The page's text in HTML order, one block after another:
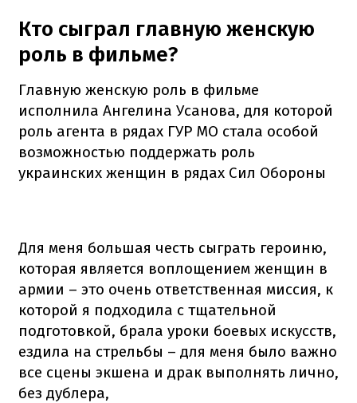
Кто сыграл главную женскую
роль в фильме?
Главную женскую роль в фильме
исполнила Ангелина Усанова, для которой
роль агента в рядах ГУР МО стала особой
возможностью поддержать роль
украинских женщин в рядах Сил Обороны
Для меня большая честь сыграть героиню,
которая является воплощением женщин в
армии – это очень ответственная миссия, к
которой я подходила с тщательной
подготовкой, брала уроки боевых искусств,
ездила на стрельбы – для меня было важно
все сцены экшена и драк выполнять лично,
без дублера,